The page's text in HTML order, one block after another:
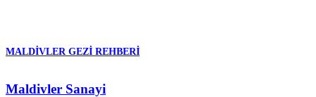
MALDIVLER GEZI REHBERI
Maldivler Sanayi